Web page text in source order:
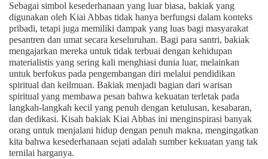
Sebagai simbol kesederhanaan yang luar biasa, bakiak yang
digunakan oleh Kiai Abbas tidak hanya berfungsi dalam konteks
pribadi, tetapi juga memiliki dampak yang luas bagi masyarakat
pesantren dan umat secara keseluruhan. Bagi para santri, bakiak
mengajarkan mereka untuk tidak terbuai dengan kehidupan
materialistis yang sering kali menghiasi dunia luar, melainkan
untuk berfokus pada pengembangan diri melalui pendidikan
spiritual dan keilmuan. Bakiak menjadi bagian dari warisan
spiritual yang membawa pesan bahwa kekuatan terletak pada
langkah-langkah kecil yang penuh dengan ketulusan, kesabaran,
dan dedikasi. Kisah bakiak Kiai Abbas ini menginspirasi banyak
orang untuk menjalani hidup dengan penuh makna, mengingatkan
kita bahwa kesederhanaan sejati adalah sumber kekuatan yang tak
ternilai harganya.